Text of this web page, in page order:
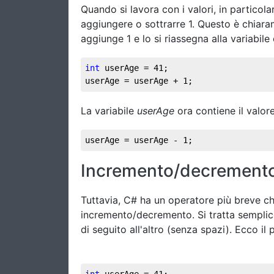
Quando si lavora con i valori, in
aggiungere o sottrarre 1. Questo è
aggiunge 1 e lo si riassegna alla
int userAge = 41 ;
userAge = userAge + 1 ;
La variabile userAge ora contiene il
userAge = userAge - 1;
Incremento/
Tuttavia, C# ha un operatore più breve
incremento/decremento. Si tratta
di seguito all'altro (senza spazi). Ecco il